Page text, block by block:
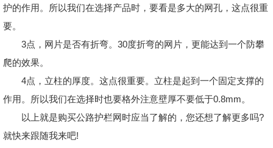
护的作用。所以我们在选择产品时，要看是多大的网孔，这点很重
要。
3点，网片是否有折弯。30度折弯的网片，更能达到一个防攀
爬的效果。
4点，立柱的厚度。这点很重要。立柱是起到一个固定支撑的
作用。所以我们在选择时也要格外注意壁厚不要低于0.8mm。
以上就是购买公路护栏网时应当了解的，您还想了解更多吗?
就快来跟随我来吧!